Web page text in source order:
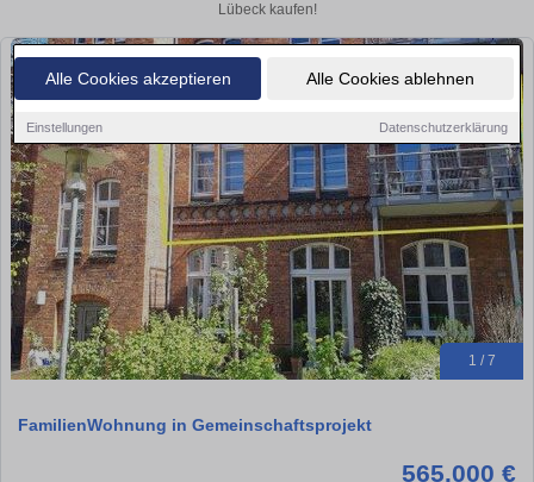
Alle Cookies akzeptieren Alle Cookies ablehnen
Einstellungen Datenschutzerklärung
Lübeck kaufen!
1 / 7
FamilienWohnung in Gemeinschaftsprojekt
565.000 €